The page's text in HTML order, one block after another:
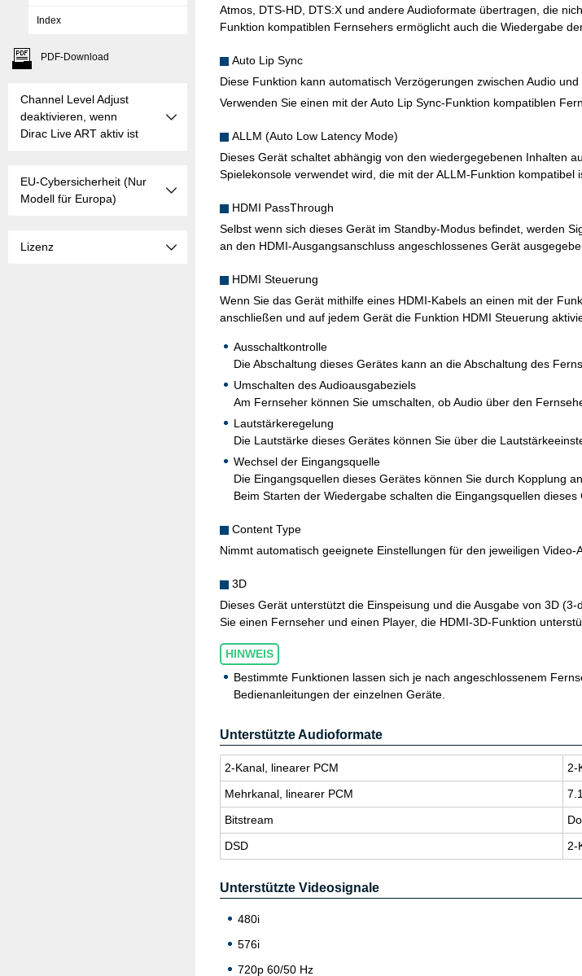
Index
PDF-Download
Channel Level Adjust
deaktivieren, wenn
Dirac Live ART aktiv ist
EU-Cybersicherheit (Nur
Modell für Europa)
Lizenz
Atmos, DTS-HD, DTS:X und andere Audioformate übertragen, die
Funktion kompatiblen Fernsehers ermöglicht auch die Wiedergabe
Auto Lip Sync
Diese Funktion kann automatisch Verzögerungen zwischen Audio und
Verwenden Sie einen mit der Auto Lip Sync-Funktion kompatiblen
ALLM (Auto Low Latency Mode)
Dieses Gerät schaltet abhängig von den wiedergegebenen Inhalten
Spielekonsole verwendet wird, die mit der ALLM-Funktion kompatibel
HDMI PassThrough
Selbst wenn sich dieses Gerät im Standby-Modus befindet, werden
an den HDMI-Ausgangsanschluss angeschlossenes Gerät
HDMI Steuerung
Wenn Sie das Gerät mithilfe eines HDMI-Kabels an einen mit der
anschließen und auf jedem Gerät die Funktion HDMI Steuerung
Ausschaltkontrolle
Die Abschaltung dieses Gerätes kann an die Abschaltung des
Umschalten des Audioausgabeziels
Am Fernseher können Sie umschalten, ob Audio über den
Lautstärkeregelung
Die Lautstärke dieses Gerätes können Sie über die
Wechsel der Eingangsquelle
Die Eingangsquellen dieses Gerätes können Sie durch Kopplung
Beim Starten der Wiedergabe schalten die Eingangsquellen
Content Type
Nimmt automatisch geeignete Einstellungen für den jeweiligen Video-
3D
Dieses Gerät unterstützt die Einspeisung und die Ausgabe von 3D
Sie einen Fernseher und einen Player, die HDMI-3D-Funktion
HINWEIS
Bestimmte Funktionen lassen sich je nach angeschlossenem
Bedienanleitungen der einzelnen Geräte.
Unterstützte Audioformate
2-Kanal, li­nea­rer PCM
2-
Mehr­ka­nal, li­nea­rer PCM
Bitstream
DSD
2-
Unterstützte Videosignale
480i
576i
720p 60/50 Hz